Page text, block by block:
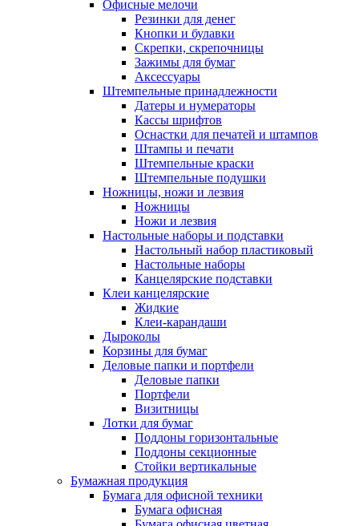
Офисные мелочи
Резинки для денег
Кнопки и булавки
Скрепки, скрепочницы
Зажимы для бумаг
Аксессуары
Штемпельные принадлежности
Датеры и нумераторы
Кассы шрифтов
Оснастки для печатей и штампов
Штампы и печати
Штемпельные краски
Штемпельные подушки
Ножницы, ножи и лезвия
Ножницы
Ножи и лезвия
Настольные наборы и подставки
Настольный набор пластиковый
Настольные наборы
Канцелярские подставки
Клеи канцелярские
Жидкие
Клеи-карандаши
Дыроколы
Корзины для бумаг
Деловые папки и портфели
Деловые папки
Портфели
Визитницы
Лотки для бумаг
Поддоны горизонтальные
Поддоны секционные
Стойки вертикальные
Бумажная продукция
Бумага для офисной техники
Бумага офисная